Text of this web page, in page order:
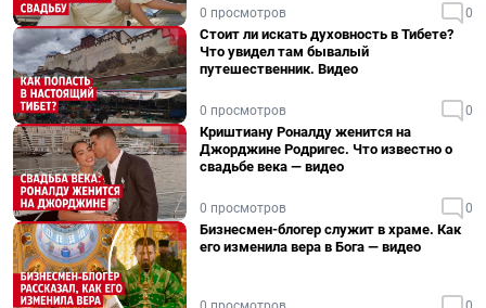
0 просмотров 0
Стоит ли искать духовность в Тибете?
Что увидел там бывалый
путешественник. Видео
0 просмотров 0
Криштиану Роналду женится на
Джорджине Родригес. Что известно о
свадьбе века — видео
0 просмотров 0
Бизнесмен-блогер служит в храме. Как
его изменила вера в Бога — видео